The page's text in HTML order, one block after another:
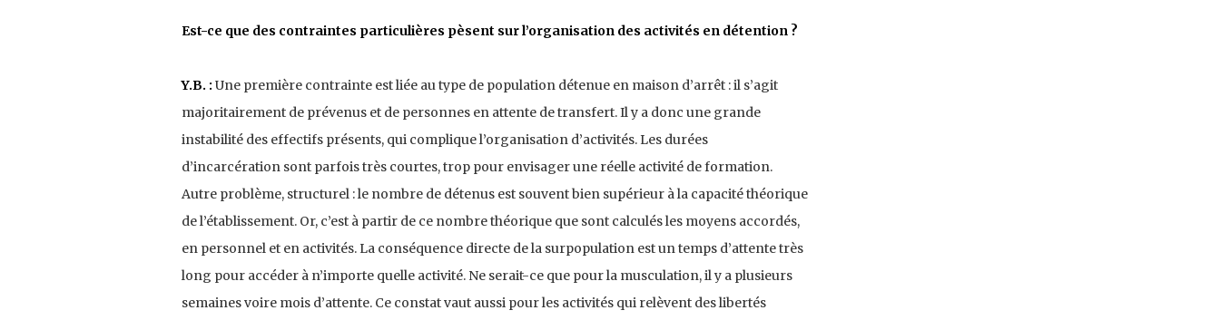
Est-ce que des contraintes particulières pèsent sur l’organisation des activités en détention ?
Y.B. : Une première contrainte est liée au type de population détenue en maison d’arrêt : il s’agit
majoritairement de prévenus et de personnes en attente de transfert. Il y a donc une grande
instabilité des effectifs présents, qui complique l’organisation d’activités. Les durées
d’incarcération sont parfois très courtes, trop pour envisager une réelle activité de formation.
Autre problème, structurel : le nombre de détenus est souvent bien supérieur à la capacité théorique
de l’établissement. Or, c’est à partir de ce nombre théorique que sont calculés les moyens accordés,
en personnel et en activités. La conséquence directe de la surpopulation est un temps d’attente très
long pour accéder à n’importe quelle activité. Ne serait-ce que pour la musculation, il y a plusieurs
semaines voire mois d’attente. Ce constat vaut aussi pour les activités qui relèvent des libertés